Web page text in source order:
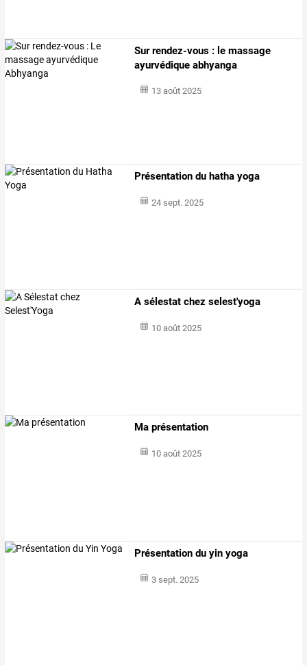
Sur rendez-vous : le massage
ayurvédique abhyanga
13 août 2025
Présentation du hatha yoga
24 sept. 2025
A sélestat chez selest'yoga
10 août 2025
Ma présentation
10 août 2025
Présentation du yin yoga
3 sept. 2025